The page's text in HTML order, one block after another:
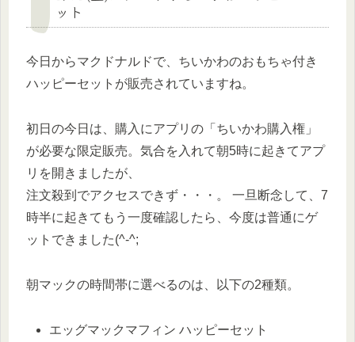
ット
今日からマクドナルドで、ちいかわのおもちゃ付き
ハッピーセットが販売されていますね。
初日の今日は、購入にアプリの「ちいかわ購入権」
が必要な限定販売。気合を入れて朝5時に起きてアプ
リを開きましたが、
注文殺到でアクセスできず・・・。 一旦断念して、7
時半に起きてもう一度確認したら、今度は普通にゲ
ットできました(^-^;
朝マックの時間帯に選べるのは、以下の2種類。
エッグマックマフィン ハッピーセット